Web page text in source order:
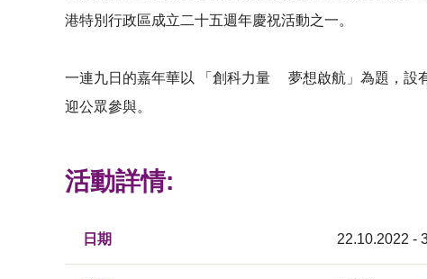
港特別行政區成立二十五週年慶祝活動之一。
一連九日的嘉年華以 「創科力量 夢想啟航」為題，設
迎公眾參與。
活動詳情:
日期 22.10.2022 -